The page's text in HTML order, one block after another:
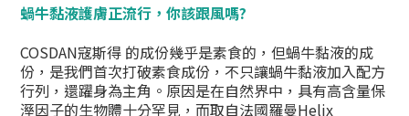
蝸牛黏液護膚正流行，你該跟風嗎?
COSDAN寇斯得 的成份幾乎是素食的，但蝸牛黏液的成
份，是我們首次打破素食成份，不只讓蝸牛黏液加入配方
行列，還躍身為主角。原因是在自然界中，具有高含量保
溼因子的生物體十分罕見，而取自法國羅曼Helix